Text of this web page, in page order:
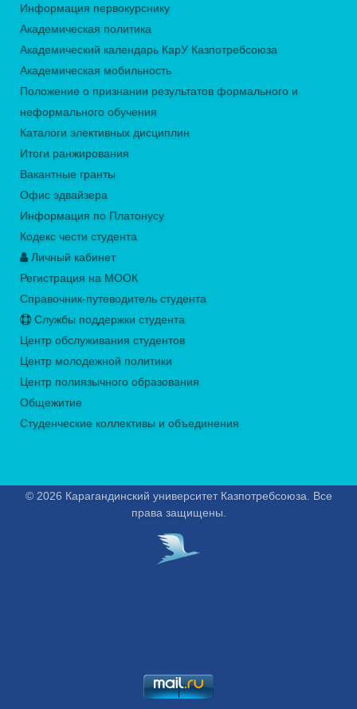
Информация первокурснику
Академическая политика
Академический календарь КарУ Казпотребсоюза
Академическая мобильность
Положение о признании результатов формального и
неформального обучения
Каталоги элективных дисциплин
Итоги ранжирования
Вакантные гранты
Офис эдвайзера
Информация по Платонусу
Кодекс чести студента
Личный кабинет
Регистрация на МООК
Справочник-путеводитель студента
Службы поддержки студента
Центр обслуживания студентов
Центр молодежной политики
Центр полиязычного образования
Общежитие
Студенческие коллективы и объединения
© 2026 Карагандинский университет Казпотребсоюза. Все
права защищены.